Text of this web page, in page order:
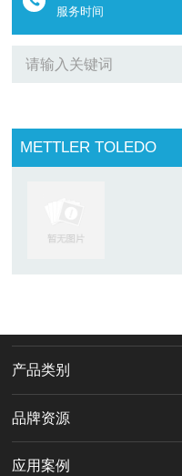
服务时间
METTLER TOLEDO
产品类别
品牌资源
应用案例